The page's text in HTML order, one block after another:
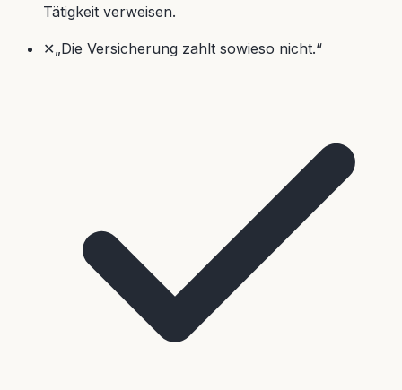
Tätigkeit verweisen.
✕„Die Versicherung zahlt sowieso nicht.“